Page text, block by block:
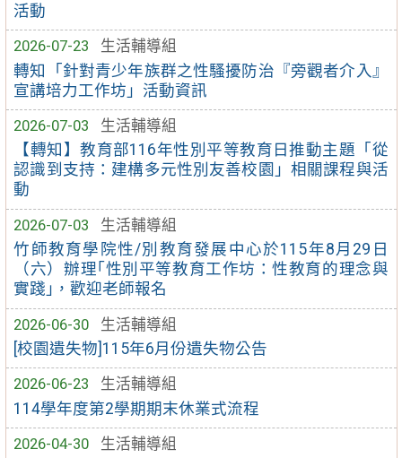
活動
2026-07-23
生活輔導組
轉知「針對青少年族群之性騷擾防治『旁觀者介入』
宣講培力工作坊」活動資訊
2026-07-03
生活輔導組
【轉知】教育部116年性別平等教育日推動主題「從
認識到支持：建構多元性別友善校園」相關課程與活
動
2026-07-03
生活輔導組
竹師教育學院性/別教育發展中心於115年8月29日
（六）辦理｢性別平等教育工作坊：性教育的理念與
實踐｣，歡迎老師報名
2026-06-30
生活輔導組
[校園遺失物]115年6月份遺失物公告
2026-06-23
生活輔導組
114學年度第2學期期末休業式流程
2026-04-30
生活輔導組